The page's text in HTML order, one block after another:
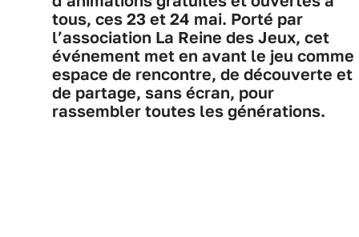
tous, ces 23 et 24 mai. Porté par
l’association La Reine des Jeux, cet
événement met en avant le jeu comme
espace de rencontre, de découverte et
de partage, sans écran, pour
rassembler toutes les générations.